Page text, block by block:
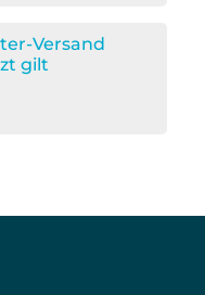
Versand
gilt